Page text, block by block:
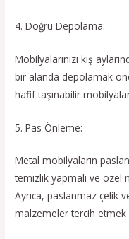
4. Doğru Depolama:
Mobilyalarınızı kış
bir alanda depolamak
hafif taşınabilir
5. Pas Önleme:
Metal mobilyaların
temizlik yapmalı ve özel
Ayrıca, paslanmaz çelik
malzemeler tercih etmek